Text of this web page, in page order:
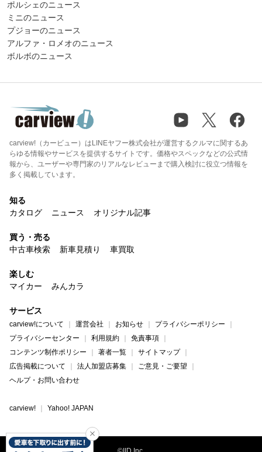
ポルシェのニュース
ミニのニュース
プジョーのニュース
アルファ・ロメオのニュース
ボルボのニュース
carview!（カービュー）はLINEヤフー株式会社が運営するクルマに関するあ
らゆる情報やサービスを提供するサイトです。価格やスペックなどの公式情
報から、ユーザーや専門家のリアルなレビューまで購入検討に役立つ情報を
多く掲載しています。
知る
カタログ
ニュース オリジナル記事
買う・売る
中古車検索
新車見積り 車買取
楽しむ
マイカー
みんカラ
サービス
carview!について 運営会社 お知らせ
プライバシーポリシー
プライバシーセンター
利用規約
免責事項
コンテンツ制作ポリシー
著者一覧
サイトマップ
広告掲載について
法人加盟店募集
ご意見・ご要望
ヘルプ・お問い合わせ
carview! Yahoo! JAPAN